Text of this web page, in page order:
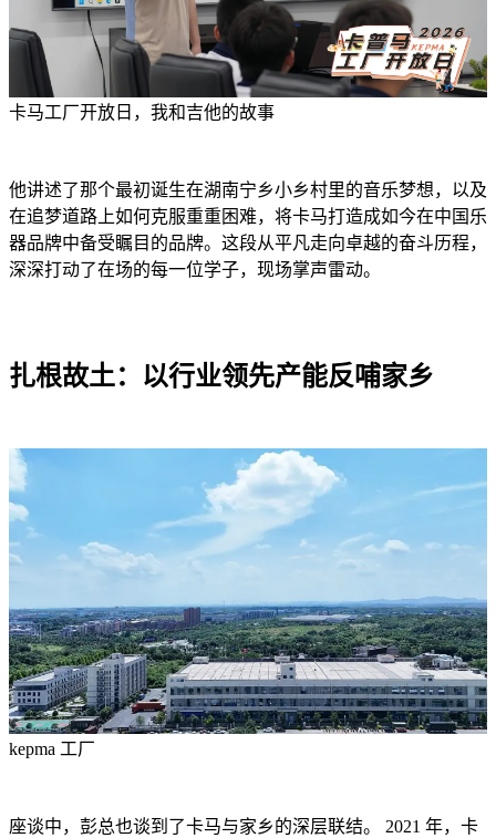
卡马工厂开放日，我和吉他的故事
他讲述了那个最初诞生在湖南宁乡小乡村里的音乐梦想，以及
在追梦道路上如何克服重重困难，将卡马打造成如今在中国乐
器品牌中备受瞩目的品牌。这段从平凡走向卓越的奋斗历程，
深深打动了在场的每一位学子，现场掌声雷动。
扎根故土：以行业领先产能反哺家乡
kepma 工厂
座谈中，彭总也谈到了卡马与家乡的深层联结。 2021 年，卡